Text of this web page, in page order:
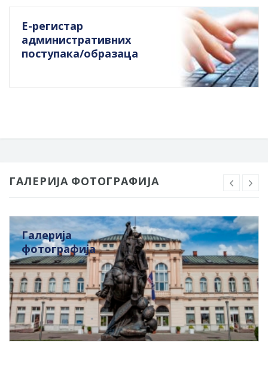
Е-регистар
административних
поступака/образаца
ГАЛЕРИЈА ФОТОГРАФИЈА
Галерија
фотографија